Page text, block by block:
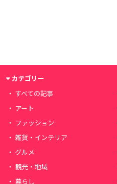
カテゴリー
すべての記事
アート
ファッション
雑貨・インテリア
グルメ
観光・地域
暮らし